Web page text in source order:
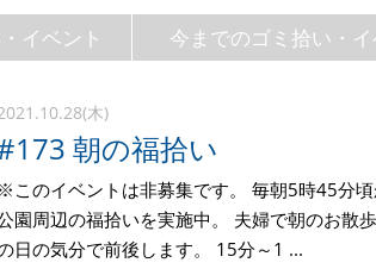
イベント 今までのゴミ拾い・イ
木)
朝の福拾い
※このイベントは非募集です。 毎朝5時45分
園周辺の福拾いを実施中。 夫婦で朝のお散
日の気分で前後します。 15分～1 ...